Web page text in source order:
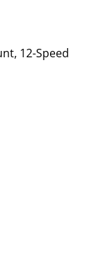
12-Speed